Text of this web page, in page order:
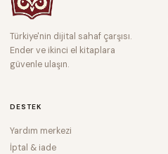
Türkiye'nin dijital sahaf çarşısı.
Ender ve ikinci el kitaplara
güvenle ulaşın.
DESTEK
Yardım merkezi
İptal & iade